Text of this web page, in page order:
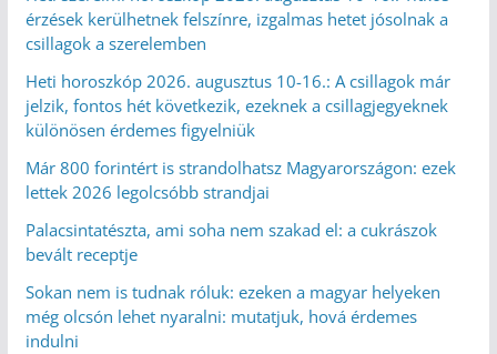
érzések kerülhetnek felszínre, izgalmas hetet jósolnak a
csillagok a szerelemben
Heti horoszkóp 2026. augusztus 10-16.: A csillagok már
jelzik, fontos hét következik, ezeknek a csillagjegyeknek
különösen érdemes figyelniük
Már 800 forintért is strandolhatsz Magyarországon: ezek
lettek 2026 legolcsóbb strandjai
Palacsintatészta, ami soha nem szakad el: a cukrászok
bevált receptje
Sokan nem is tudnak róluk: ezeken a magyar helyeken
még olcsón lehet nyaralni: mutatjuk, hová érdemes
indulni